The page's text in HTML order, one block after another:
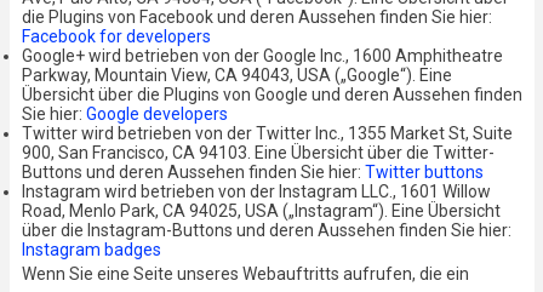
die Plugins von Facebook und deren Aussehen finden Sie hier:
Facebook for developers
Google+ wird betrieben von der Google Inc., 1600 Amphitheatre
Parkway, Mountain View, CA 94043, USA („Google“). Eine
Übersicht über die Plugins von Google und deren Aussehen finden
Sie hier: Google developers
Twitter wird betrieben von der Twitter Inc., 1355 Market St, Suite
900, San Francisco, CA 94103. Eine Übersicht über die Twitter-
Buttons und deren Aussehen finden Sie hier: Twitter buttons
Instagram wird betrieben von der Instagram LLC., 1601 Willow
Road, Menlo Park, CA 94025, USA („Instagram“). Eine Übersicht
über die Instagram-Buttons und deren Aussehen finden Sie hier:
Instagram badges
Wenn Sie eine Seite unseres Webauftritts aufrufen, die ein